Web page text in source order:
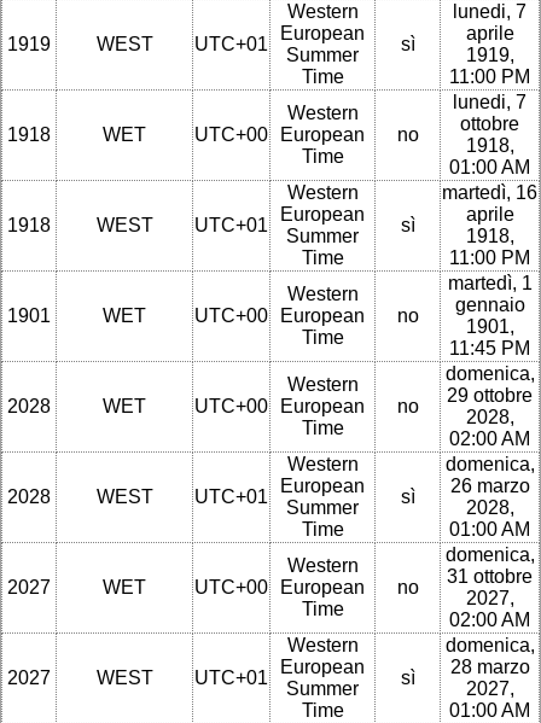
1919 WEST UTC+01
Western
European
Summer
Time
sì
lunedi, 7
aprile
1919,
11:00 PM
1918 WET UTC+00
Western
European
Time
no
lunedi, 7
ottobre
1918,
01:00 AM
1918 WEST UTC+01
Western
European
Summer
Time
sì
martedì, 16
aprile
1918,
11:00 PM
1901 WET UTC+00
Western
European
Time
no
martedì, 1
gennaio
1901,
11:45 PM
2028 WET UTC+00
Western
European
Time
no
domenica,
29 ottobre
2028,
02:00 AM
2028 WEST UTC+01
Western
European
Summer
Time
sì
domenica,
26 marzo
2028,
01:00 AM
2027 WET UTC+00
Western
European
Time
no
domenica,
31 ottobre
2027,
02:00 AM
2027 WEST UTC+01
Western
European
Summer
Time
sì
domenica,
28 marzo
2027,
01:00 AM